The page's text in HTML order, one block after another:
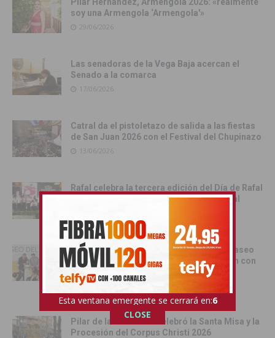
soy una Armengola ‘Armengola'»
29/06/2026
Las senadoras de la Vega Baja acercan el
Senado a la comarca
17/06/2026
Catral da el pistoletazo de salida a las fiestas
de San Juan 2026 con el Festival del Chupinazo
13/06/2026
Rafal celebra la tercera edición del Día de Rafal
con historia, cultura y convivencia vecinal
Torrevieja inaugura el Centro de Ocio ‘Paseo
del Mar’ y recupera su histórica conexión con
el Mediterráneo
12/06/2026
Pilar de la Horadada celebró la Santa Misa y la
Procesión del Corpus Christi 2026
Esta ventana emergente se cerrará en:5
CLOSE